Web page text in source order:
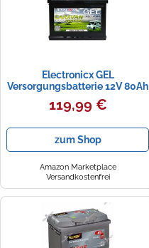
Electronicx GEL
Versorgungsbatterie 12V 80Ah
Caravan Edition - 80 Ah Deep
Cycle Batterie für Wohnmobil,
Freizeit, 242×175×190 mm,
GEL-Technologie, geladen,
wartungsfrei
119,99 €
zum Shop
Amazon Marketplace
Versandkostenfrei